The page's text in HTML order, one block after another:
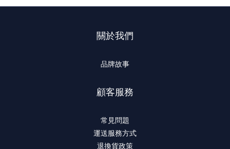
關於我們
品牌故事
顧客服務
常見問題
運送服務方式
退換貨政策